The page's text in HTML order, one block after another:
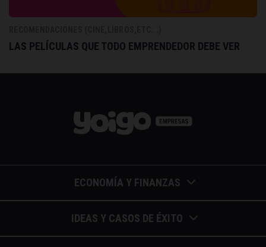
LAS PELÍCULAS QUE TODO EMPRENDEDOR DEBE VER
ECONOMÍA Y FINANZAS
Barómetros de sueldos
Economía colaborativa
IDEAS Y CASOS DE ÉXITO